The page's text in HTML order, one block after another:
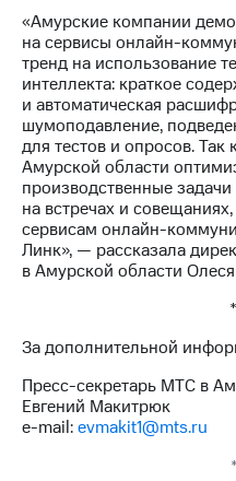
Корпоративный
секретарь
Раскрытие
информации
Информация
акционерам
Документы
ПАО
"МТС"
Собрания
акционеров
Личный
кабинет
акционера
Контроль
аудит
Рынок
акций
«Амурские компании
на сервисы онлайн-
тренд на использование
интеллекта: краткое
и автоматическая
шумоподавление,
для тестов и опросов.
Амурской области
производственные
на встречах и
сервисам онлайн-
Линк», — рассказала
в Амурской области
За дополнительной
Пресс-секретарь МТС в
Евгений Макитрюк
e-mail:evmakit1@mts.ru